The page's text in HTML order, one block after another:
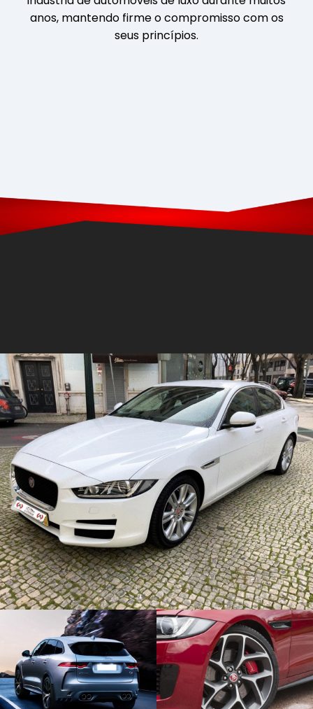
anos, mantendo firme o compromisso com os
seus princípios.